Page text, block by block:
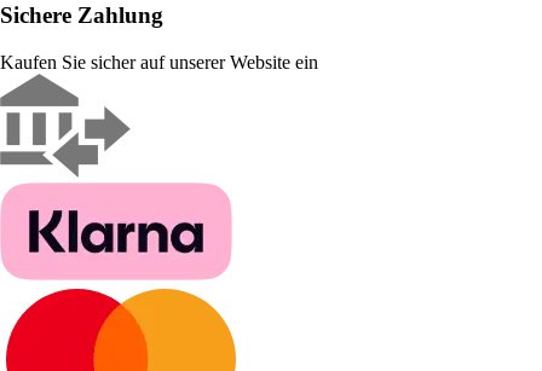
Sichere Zahlung
Kaufen Sie sicher auf unserer Website ein